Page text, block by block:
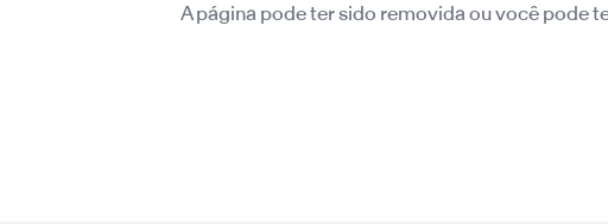
A página pode ter sido removida ou você pode